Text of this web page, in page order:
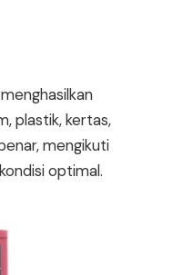
plastik, kertas,
mengikuti
optimal.